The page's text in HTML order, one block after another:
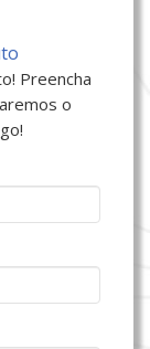
Preencha
o